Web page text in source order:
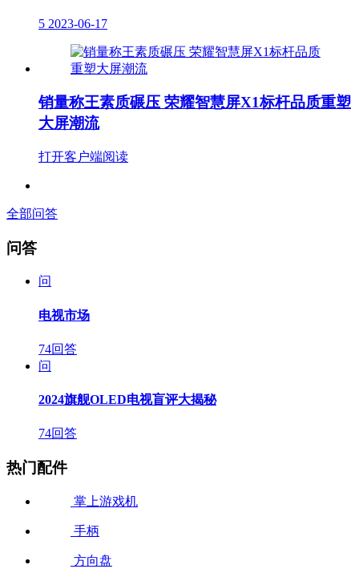
5 2023-06-17
销量称王素质碾压 荣耀智慧屏X1标杆品质重塑
大屏潮流
打开客户端阅读
全部问答
问答
问
电视市场
74回答
问
2024旗舰OLED电视盲评大揭秘
74回答
热门配件
掌上游戏机
手柄
方向盘